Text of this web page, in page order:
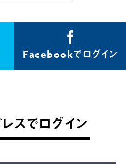
Facebookでログイン
スでログイン